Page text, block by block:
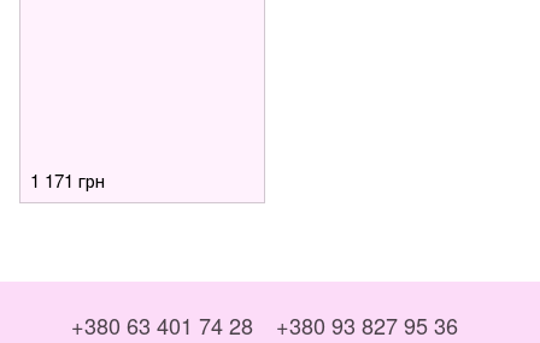
1 171 грн
+380 63 401 74 28 +380 93 827 95 36